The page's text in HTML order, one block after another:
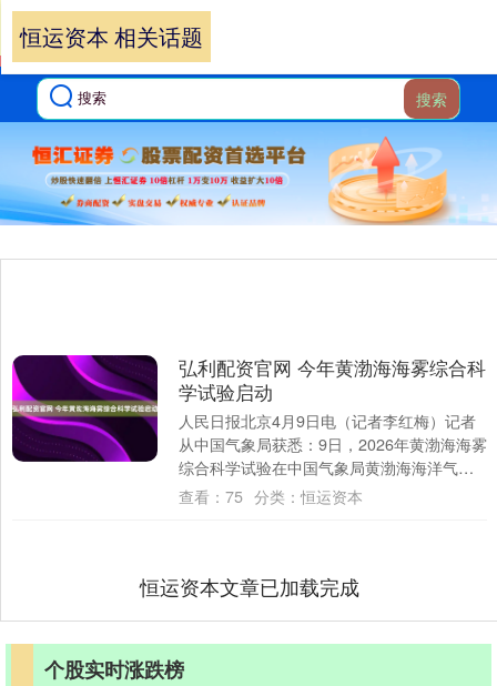
搜索
恒运资本 相关话题
弘利配资官网 今年黄渤海海雾综合科
学试验启动
人民日报北京4月9日电（记者李红梅）记者
从中国气象局获悉：9日，2026年黄渤海海雾
综合科学试验在中国气象局黄渤海海洋气象
野外科学试验基地启动。这是在该基地新
查看： 75 分类：恒运资本
恒运资本文章已加载完成
个股实时涨跌榜